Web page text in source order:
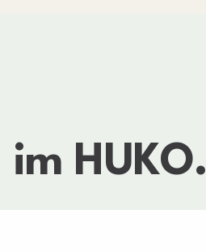
im HUKO.